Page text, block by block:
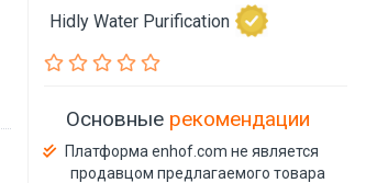
Hidly Water Purification
Основные рекомендации
Платформа enhof.com не является
продавцом предлагаемого товара